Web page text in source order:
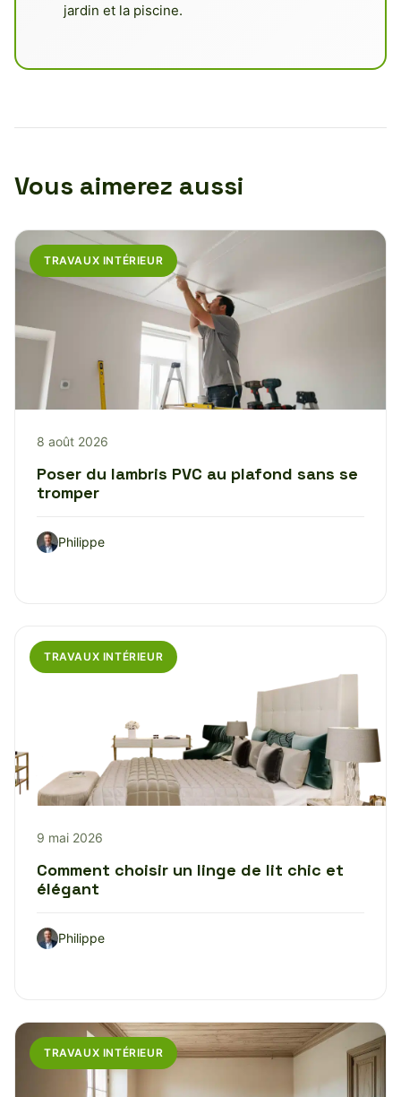
jardin et la piscine.
Vous aimerez aussi
TRAVAUX INTÉRIEUR
8 août 2026
Poser du lambris PVC au plafond sans se
tromper
Philippe
TRAVAUX INTÉRIEUR
9 mai 2026
Comment choisir un linge de lit chic et
élégant
Philippe
TRAVAUX INTÉRIEUR